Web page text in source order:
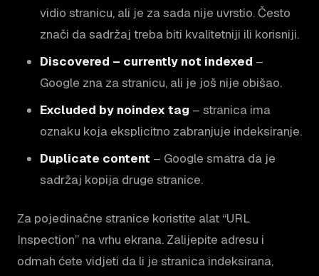
vidio stranicu, ali je za sada nije uvrstio. Često
znači da sadržaj treba biti kvalitetniji ili korisniji.
Discovered – currently not indexed –
Google zna za stranicu, ali je još nije obišao.
Excluded by noindex tag – stranica ima
oznaku koja eksplicitno zabranjuje indeksiranje.
Duplicate content – Google smatra da je
sadržaj kopija druge stranice.
Za pojedinačne stranice koristite alat “URL
Inspection” na vrhu ekrana. Zalijepite adresu i
odmah ćete vidjeti da li je stranica indeksirana,